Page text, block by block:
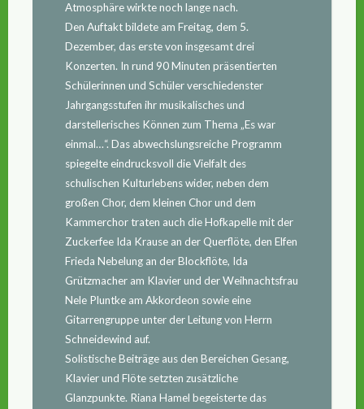
Atmosphäre wirkte noch lange nach.
Den Auftakt bildete am Freitag, dem 5.
Dezember, das erste von insgesamt drei
Konzerten. In rund 90 Minuten präsentierten
Schülerinnen und Schüler verschiedenster
Jahrgangsstufen ihr musikalisches und
darstellerisches Können zum Thema „Es war
einmal…“. Das abwechslungsreiche Programm
spiegelte eindrucksvoll die Vielfalt des
schulischen Kulturlebens wider, neben dem
großen Chor, dem kleinen Chor und dem
Kammerchor traten auch die Hofkapelle mit der
Zuckerfee Ida Krause an der Querflöte, den Elfen
Frieda Nebelung an der Blockflöte, Ida
Grützmacher am Klavier und der Weihnachtsfrau
Nele Pluntke am Akkordeon sowie eine
Gitarrengruppe unter der Leitung von Herrn
Schneidewind auf.
Solistische Beiträge aus den Bereichen Gesang,
Klavier und Flöte setzten zusätzliche
Glanzpunkte. Riana Hamel begeisterte das